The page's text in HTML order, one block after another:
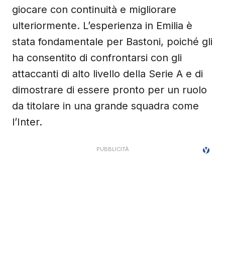
giocare con continuità e migliorare
ulteriormente. L’esperienza in Emilia è
stata fondamentale per Bastoni, poiché gli
ha consentito di confrontarsi con gli
attaccanti di alto livello della Serie A e di
dimostrare di essere pronto per un ruolo
da titolare in una grande squadra come
l’Inter.